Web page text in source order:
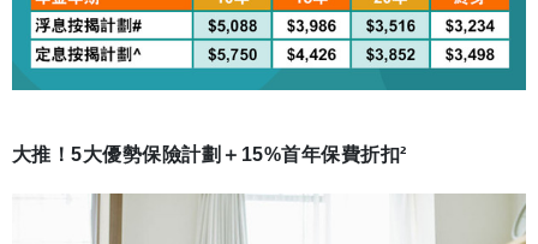
大推！5大優勢保險計劃＋15%首年保費折扣²